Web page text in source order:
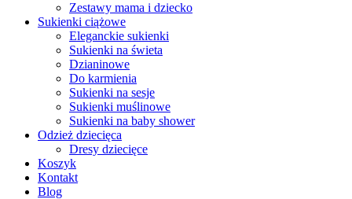
Zestawy mama i dziecko
Sukienki ciążowe
Eleganckie sukienki
Sukienki na świeta
Dzianinowe
Do karmienia
Sukienki na sesje
Sukienki muślinowe
Sukienki na baby shower
Odzież dziecięca
Dresy dziecięce
Koszyk
Kontakt
Blog